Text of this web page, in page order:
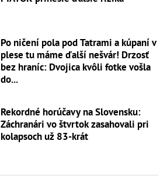
Po ničení pola pod Tatrami a kúpaní v
plese tu máme ďalší nešvár! Drzosť
bez hraníc: Dvojica kvôli fotke vošla
do...
Rekordné horúčavy na Slovensku:
Záchranári vo štvrtok zasahovali pri
kolapsoch už 83-krát